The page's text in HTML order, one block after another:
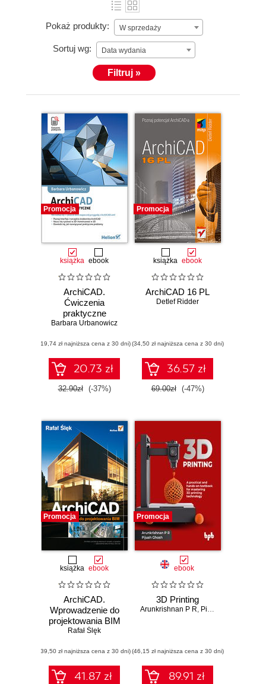
Pokaż produkty: W sprzedaży
Sortuj wg: Data wydania
Filtruj »
Promocja
książka ebook
ArchiCAD.
Ćwiczenia
praktyczne
Barbara Urbanowicz
(19,74 zł najniższa cena z 30 dni)
20.73 zł
32.90zł (-37%)
Promocja
książka ebook
ArchiCAD 16 PL
Detlef Ridder
(34,50 zł najniższa cena z 30 dni)
36.57 zł
69.00zł (-47%)
Promocja
książka ebook
ArchiCAD.
Wprowadzenie do
projektowania BIM
Rafał Ślęk
(39,50 zł najniższa cena z 30 dni)
41.87 zł
Promocja
ebook
3D Printing
Arunkrishnan P R, Pijush Ghosh
(46,15 zł najniższa cena z 30 dni)
89.91 zł